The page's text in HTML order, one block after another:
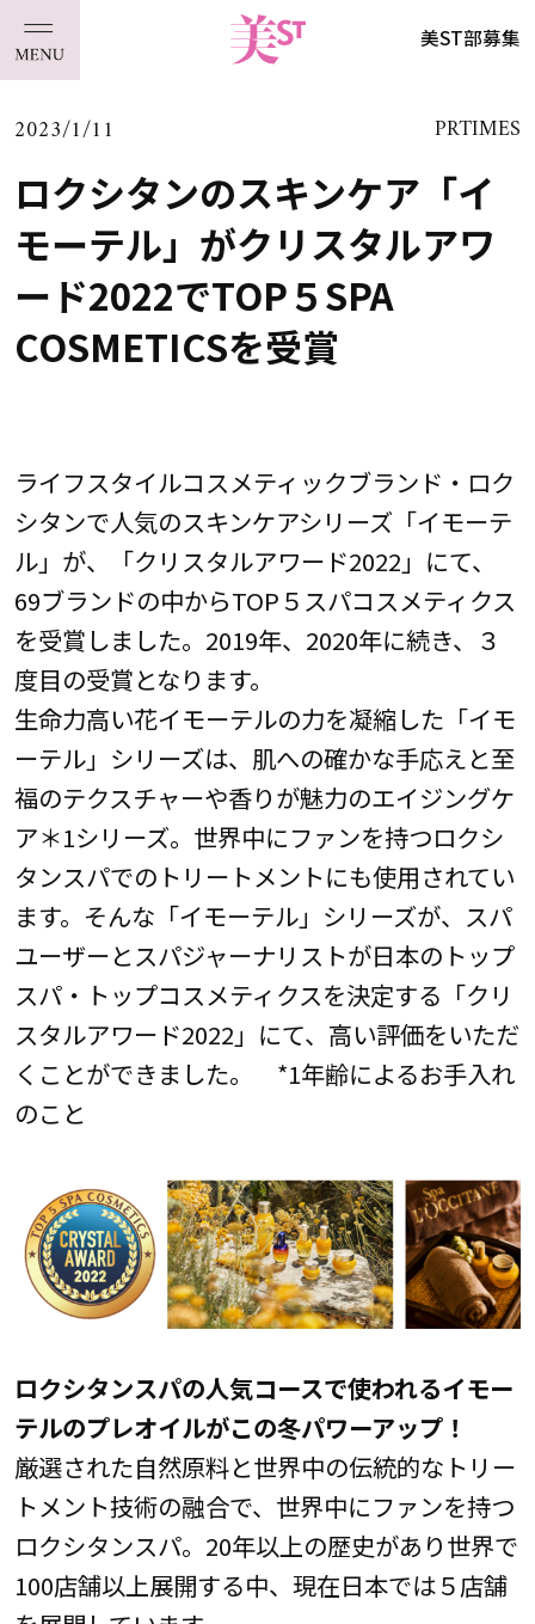
美ST部募集
2023/1/11 PRTIMES
ロクシタンのスキンケア「イ
モーテル」がクリスタルアワ
ード2022でTOP５SPA
COSMETICSを受賞
ライフスタイルコスメティックブランド・ロク
シタンで人気のスキンケアシリーズ「イモーテ
ル」が、「クリスタルアワード2022」にて、
69ブランドの中からTOP５スパコスメティクス
を受賞しました。2019年、2020年に続き、３
度目の受賞となります。
生命力高い花イモーテルの力を凝縮した「イモ
ーテル」シリーズは、肌への確かな手応えと至
福のテクスチャーや香りが魅力のエイジングケ
ア＊1シリーズ。世界中にファンを持つロクシ
タンスパでのトリートメントにも使用されてい
ます。そんな「イモーテル」シリーズが、スパ
ユーザーとスパジャーナリストが日本のトップ
スパ・トップコスメティクスを決定する「クリ
スタルアワード2022」にて、高い評価をいただ
くことができました。 *1年齢によるお手入れ
のこと
ロクシタンスパの人気コースで使われるイモー
テルのプレオイルがこの冬パワーアップ！
厳選された自然原料と世界中の伝統的なトリー
トメント技術の融合で、世界中にファンを持つ
ロクシタンスパ。20年以上の歴史があり世界で
100店舗以上展開する中、現在日本では５店舗